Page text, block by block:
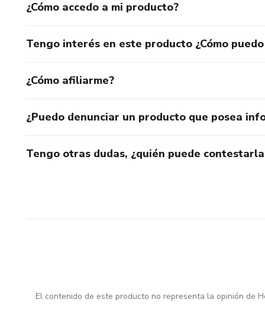
¿Cómo accedo a mi producto?
Tengo interés en este producto ¿Cómo
¿Cómo afiliarme?
¿Puedo denunciar un producto que posea
Tengo otras dudas, ¿quién puede
El contenido de este producto no representa la opinión de